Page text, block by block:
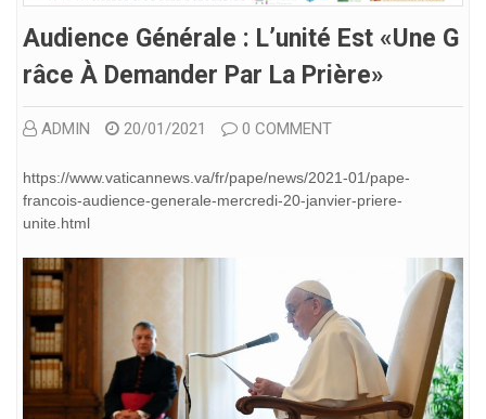
Audience Générale : L’unité Est «une G
Râce À Demander Par La Prière»
ADMIN 20/01/2021 0 COMMENT
https://www.vaticannews.va/fr/pape/news/2021-01/pape-
francois-audience-generale-mercredi-20-janvier-priere-
unite.html